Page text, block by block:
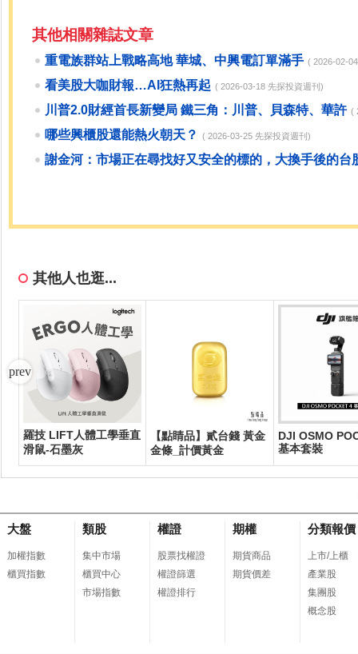
其他相關雜誌文章
重電族群站上戰略高地 華城、中興電訂單滿手 ( 2026-02-
看美股大咖財報…AI狂熱再起 ( 2026-03-18 先探投資週刊)
川普2.0財經首長新變局 鐵三角：川普、貝森特、華許 (
哪些興櫃股還能熱火朝天？ ( 2026-03-25 先探投資週刊)
謝金河：市場正在尋找好又安全的標的，大換手後的台
其他人也逛...
羅技 LIFT人體工學垂直
滑鼠-石墨灰
【點睛品】貳台錢 黃金
金條_計價黃金
DJI OSMO
基本套裝
大盤
加權指數
櫃買指數
類股
集中市場
櫃買中心
市場指數
權證
股票找權證
權證篩選
權證排行
期權
期貨商品
期貨價差
分類報價
上市/上櫃
產業股
集團股
概念股